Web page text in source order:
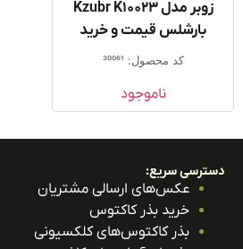
زوبر مدل Kzubr K10023
بارشلس قیمت و خرید
کد محصول: 30061
ناموجود
سریع:
عکس‌های ارسالی مشتریان
خرید بذر کاکتوس
بذر کاکتوس‌های کلکسیونی